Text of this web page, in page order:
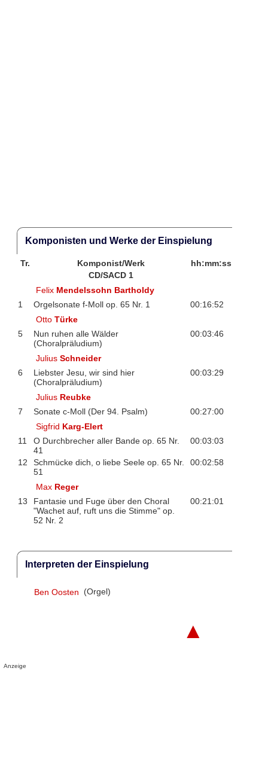
Komponisten und Werke der Einspielung
Tr. Komponist/Werk
hh:mm:ss
CD/SACD 1
Felix Mendelssohn Bartholdy
1
Orgelsonate f-Moll op. 65 Nr. 1
00:16:52
OttoTürke
5
Nun ruhen alle Wälder
(Choralpräludium)
00:03:46
JuliusSchneider
6
Liebster Jesu, wir sind hier
(Choralpräludium)
00:03:29
Julius Reubke
7
Sonate c-Moll (Der 94. Psalm)
00:27:00
Sigfrid Karg-Elert
11
O Durchbrecher aller Bande op. 65 Nr.
41
00:03:03
12
Schmücke dich, o liebe Seele op. 65 Nr.
51
00:02:58
Max Reger
13
Fantasie und Fuge über den Choral
"Wachet auf, ruft uns die Stimme" op.
52 Nr. 2
00:21:01
Interpreten der Einspielung
Ben Oosten (Orgel)
▲
Anzeige